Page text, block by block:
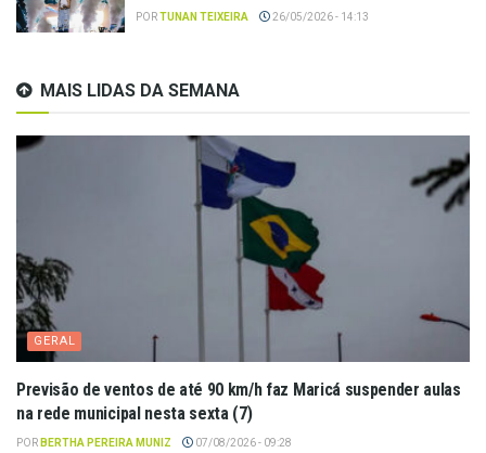
PORTUNAN TEIXEIRA 26/05/2026 - 14:13
MAIS LIDAS DA SEMANA
GERAL
Previsão de ventos de até 90 km/h faz Maricá suspender aulas
na rede municipal nesta sexta (7)
POR BERTHA PEREIRA MUNIZ 07/08/2026 - 09:28